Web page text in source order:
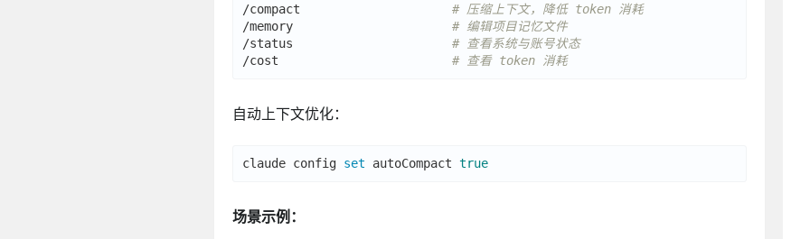
/compact # 压缩上下文，降低 token 消耗
/memory # 编辑项目记忆文件
/status # 查看系统与账号状态
/cost # 查看 token 消耗
自动上下文优化：
claude config set autoCompact true
场景示例：